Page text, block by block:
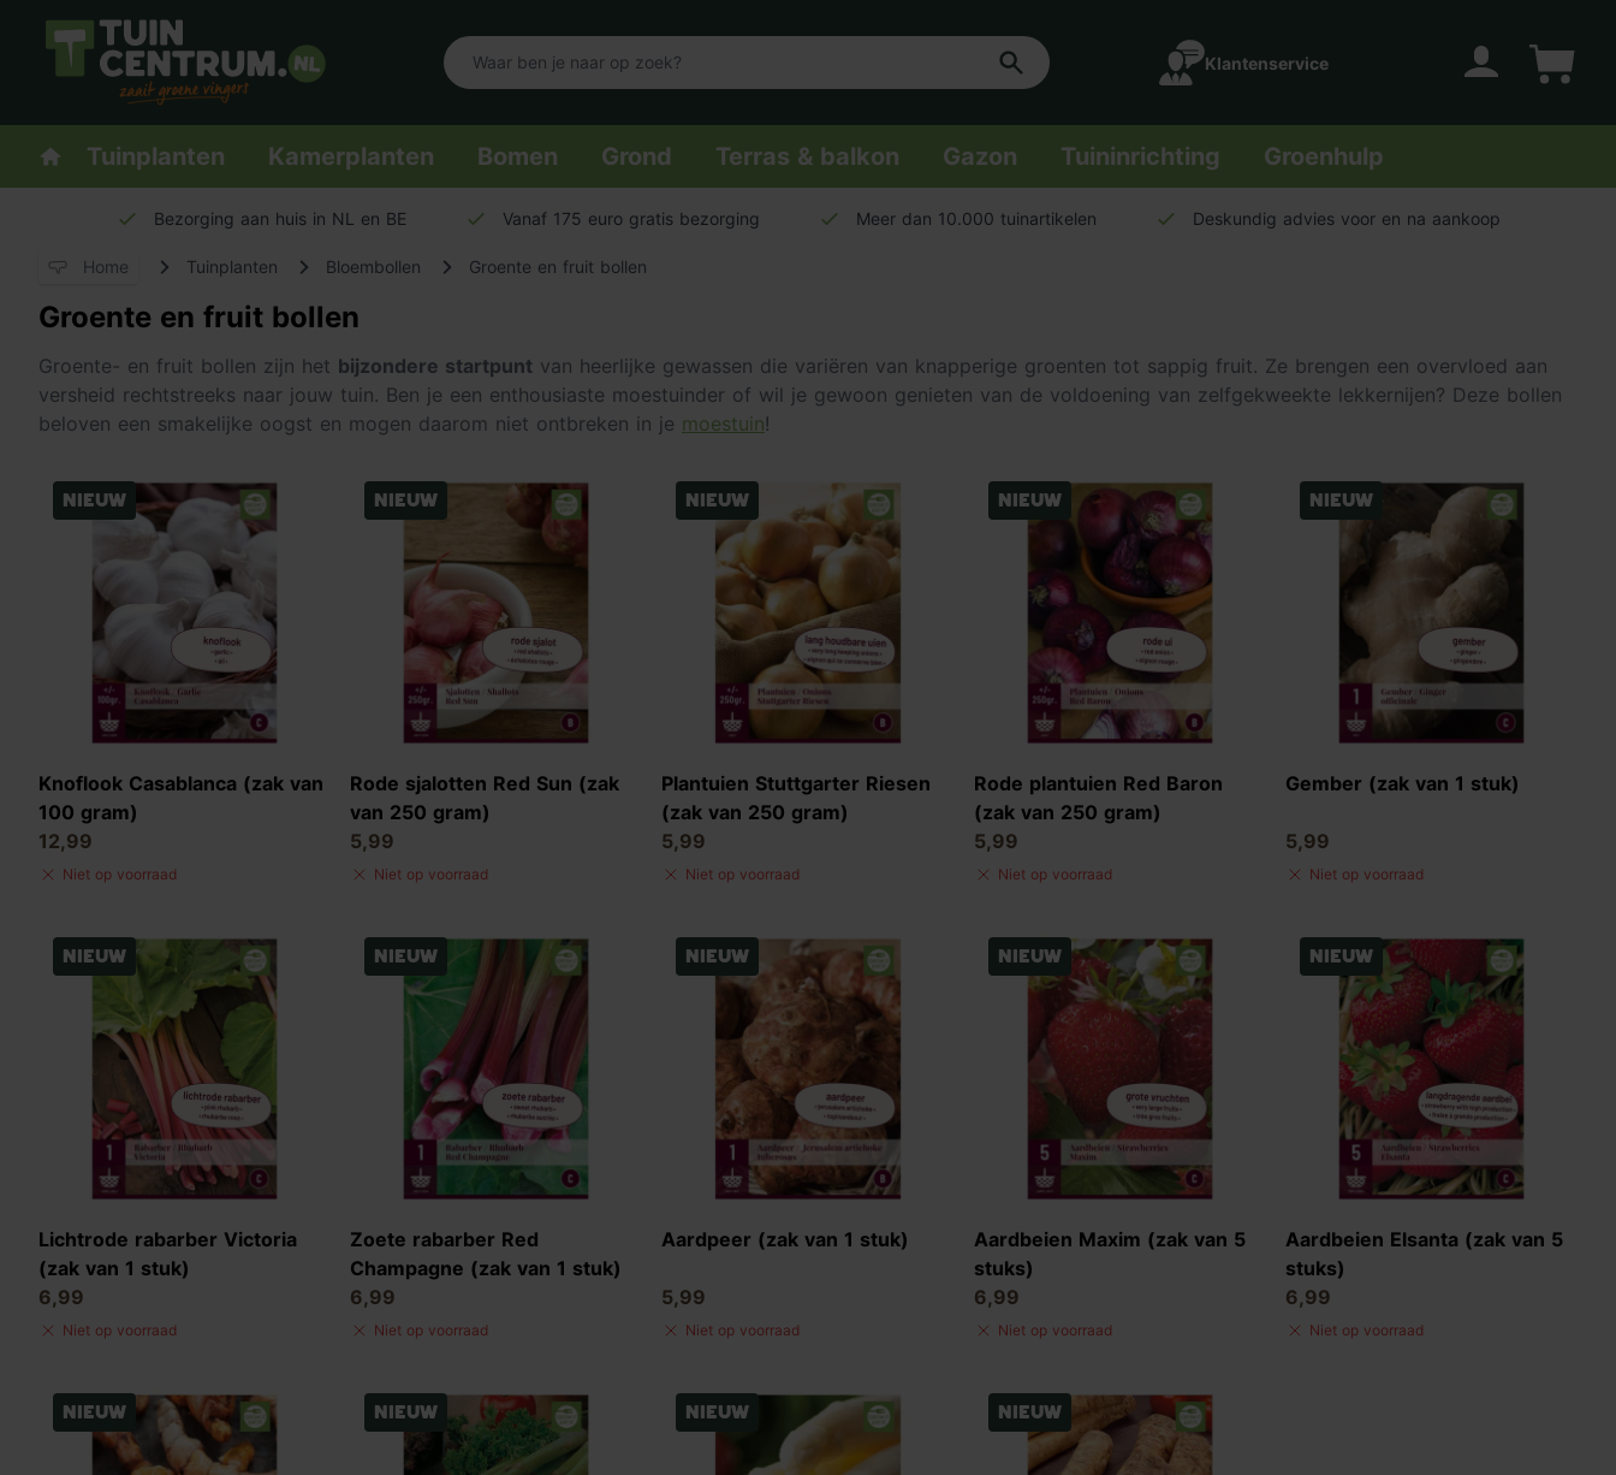
Logo Tuincentrum.nl
Klantenservice
Homepage
Tuinplanten Kamerplanten Bomen Grond Terras & balkon Gazon Tuininrichting Groenhulp
Bezorging aan huis in NL en BE Vanaf 175 euro gratis bezorging Meer dan 10.000 tuinartikelen Deskundig advies voor en na aankoop
Home Tuinplanten Bloembollen Groente en fruit bollen
Groente en fruit bollen
Groente- en fruit bollen zijn het bijzondere startpunt van heerlijke gewassen die variëren van knapperige groenten tot sappig fruit. Ze brengen een overvloed aan
versheid rechtstreeks naar jouw tuin. Ben je een enthousiaste moestuinder of wil je gewoon genieten van de voldoening van zelfgekweekte lekkernijen? Deze bollen
beloven een smakelijke oogst en mogen daarom niet ontbreken in je moestuin!
Nieuw
Knoflook Casablanca (zak van
100 gram)
12,99
Niet op voorraad
Nieuw
Rode sjalotten Red Sun (zak
van 250 gram)
5,99
Niet op voorraad
Nieuw
Plantuien Stuttgarter Riesen
(zak van 250 gram)
5,99
Niet op voorraad
Nieuw
Rode plantuien Red Baron
(zak van 250 gram)
5,99
Niet op voorraad
Nieuw
Gember (zak van 1 stuk)
5,99
Niet op voorraad
Nieuw
Lichtrode rabarber Victoria
(zak van 1 stuk)
6,99
Niet op voorraad
Nieuw
Zoete rabarber Red
Champagne (zak van 1 stuk)
6,99
Niet op voorraad
Nieuw
Aardpeer (zak van 1 stuk)
5,99
Niet op voorraad
Nieuw
Aardbeien Maxim (zak van 5
stuks)
6,99
Niet op voorraad
Nieuw
Aardbeien Elsanta (zak van 5
stuks)
6,99
Niet op voorraad
Nieuw Nieuw Nieuw Nieuw